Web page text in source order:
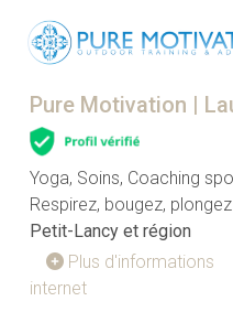
Pure Motivation |
Yoga, Soins, Coaching
Respirez, bougez,
Petit-Lancy et région
Plus d'informations
internet